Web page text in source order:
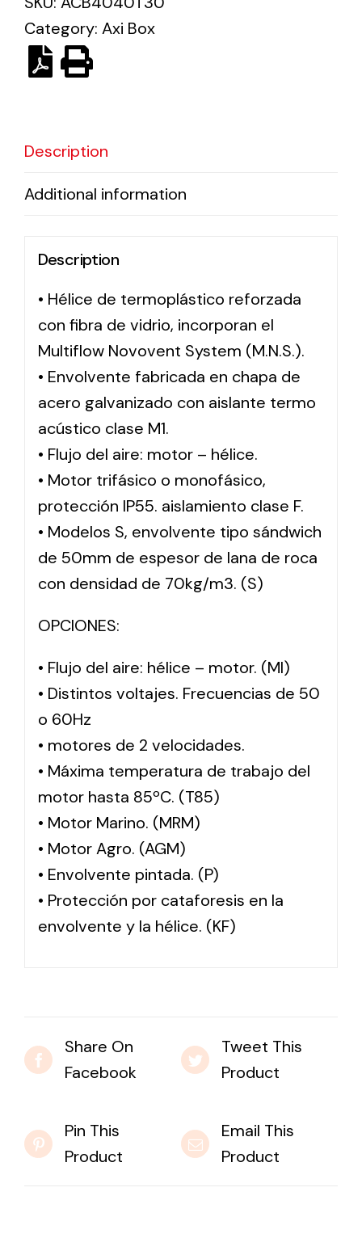
Iluminación Solar
Variedad de soluciones solares para todo tipo
Solar lighting
Category: Axi Box
Description
Additional information
Description
• Hélice de termoplástico reforzada
con fibra de vidrio, incorporan el
Multiflow Novovent System (M.N.S.).
• Envolvente fabricada en chapa de
acero galvanizado con aislante termo
acústico clase M1.
• Flujo del aire: motor – hélice.
• Motor trifásico o monofásico,
protección IP55. aislamiento clase F.
• Modelos S, envolvente tipo sándwich
de 50mm de espesor de lana de roca
con densidad de 70kg/m3. (S)
OPCIONES:
• Flujo del aire: hélice – motor. (MI)
• Distintos voltajes. Frecuencias de 50
o 60Hz
• motores de 2 velocidades.
• Máxima temperatura de trabajo del
motor hasta 85ºC. (T85)
• Motor Marino. (MRM)
• Motor Agro. (AGM)
• Envolvente pintada. (P)
• Protección por cataforesis en la
envolvente y la hélice. (KF)
Share On
Facebook
Tweet This
Product
Pin This
Product
Email This
Product